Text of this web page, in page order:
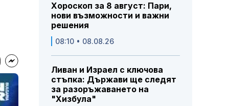
Хороскоп за 8 август: Пари,
нови възможности и важни
решения
08:10 • 08.08.26
Ливан и Израел с ключова
стъпка: Държави ще следят
за разоръжаването на
"Хизбула"